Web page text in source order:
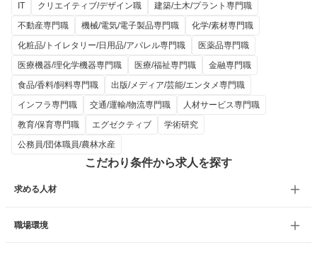
IT
クリエイティブ/デザイン職
建築/土木/プラント専門職
不動産専門職
機械/電気/電子製品専門職
化学/素材専門職
化粧品/トイレタリー/日用品/アパレル専門職
医薬品専門職
医療機器/理化学機器専門職
医療/福祉専門職
金融専門職
食品/香料/飼料専門職
出版/メディア/芸能/エンタメ専門職
インフラ専門職
交通/運輸/物流専門職
人材サービス専門職
教育/保育専門職
エグゼクティブ
学術研究
公務員/団体職員/農林水産
こだわり条件から求人を探す
求める人材
職場環境